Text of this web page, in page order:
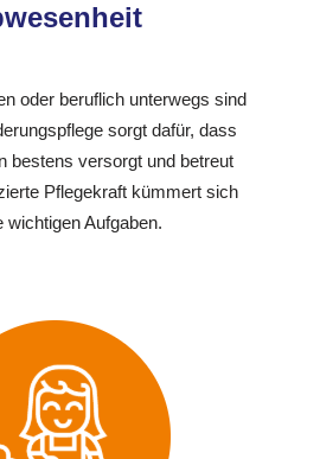
oder beruflich unterwegs sind
sorgt dafür, dass
bestens versorgt und betreut
Pflegekraft kümmert sich
wichtigen Aufgaben.